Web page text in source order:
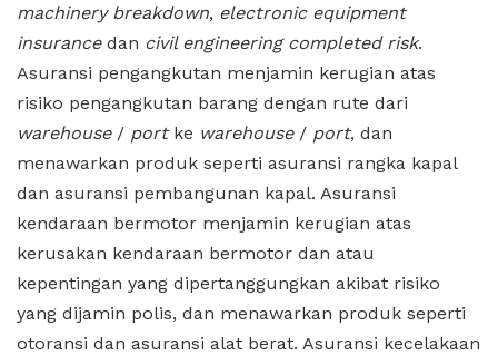
machinery breakdown, electronic equipment
insurancedan civil engineering completed risk.
Asuransi pengangkutan menjamin kerugian atas
risiko pengangkutan barang dengan rute dari
warehouse/ portke warehouse/ port, dan
menawarkan produk seperti asuransi rangka kapal
dan asuransi pembangunan kapal. Asuransi
kendaraan bermotor menjamin kerugian atas
kerusakan kendaraan bermotor dan atau
kepentingan yang dipertanggungkan akibat risiko
yang dijamin polis, dan menawarkan produk seperti
otoransi dan asuransi alat berat. Asuransi kecelakaan